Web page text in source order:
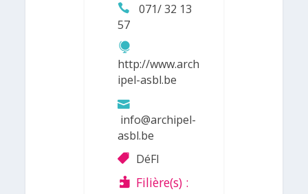
071/ 32 13
57
http://www.arch
ipel-asbl.be
info@archipel-
asbl.be
DéFI
Filière(s) :